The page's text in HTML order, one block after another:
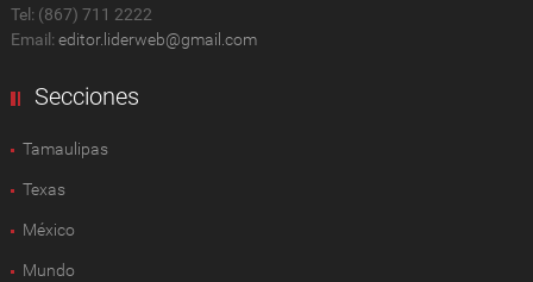
Tel: (867) 711 2222
Email: editor.liderweb@gmail.com
Secciones
Tamaulipas
Texas
México
Mundo